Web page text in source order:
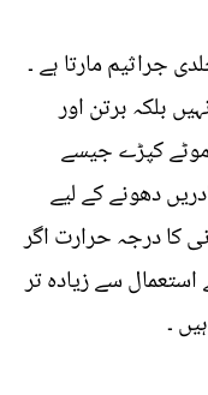
جراثیم مارتا ہے ۔
بلکہ برتن اور
کپڑے جیسے
دھونے کے لیے
کا درجہ حرارت اگر
استعمال سے زیادہ تر
۔